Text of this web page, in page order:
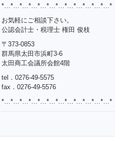
*…*…*…*…*…*…*…*…*…*…*…*…*
お気軽にご相談下さい。
公認会計士・税理士 権田 俊枝
〒373-0853
群馬県太田市浜町3-6
太田商工会議所会館4階
tel．0276-49-5575
fax．0276-49-5576
*…*…*…*…*…*…*…*…*…*…*…*…*